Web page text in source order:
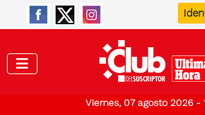
Viernes, 07 agosto 2026 -